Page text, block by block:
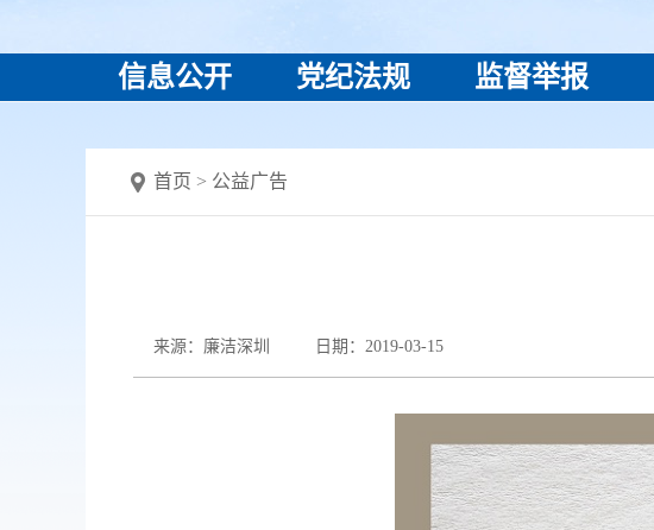
信息公开 党纪法规 监督举报
首页 > 公益广告
来源：廉洁深圳 日期：2019-03-15